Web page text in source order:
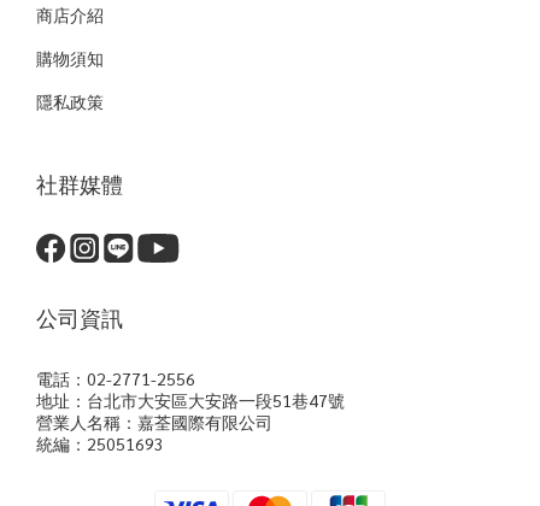
商店介紹
購物須知
隱私政策
社群媒體
公司資訊
電話：02-2771-2556
地址：台北市大安區大安路一段51巷47號
營業人名稱：嘉荃國際有限公司
統編：25051693